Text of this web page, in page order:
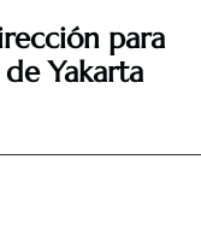
para
Yakarta